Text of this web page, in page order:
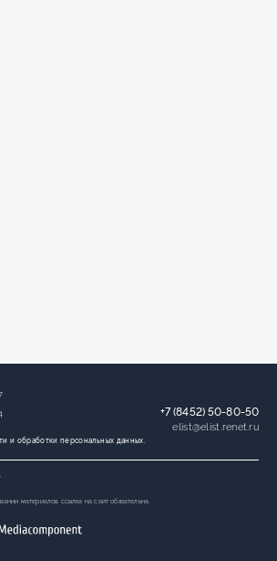
и обработки персональных данных.
+7 (8452) 50-80-50
elist@elist.renet.ru
материалов ссылка на сайт обязательна.